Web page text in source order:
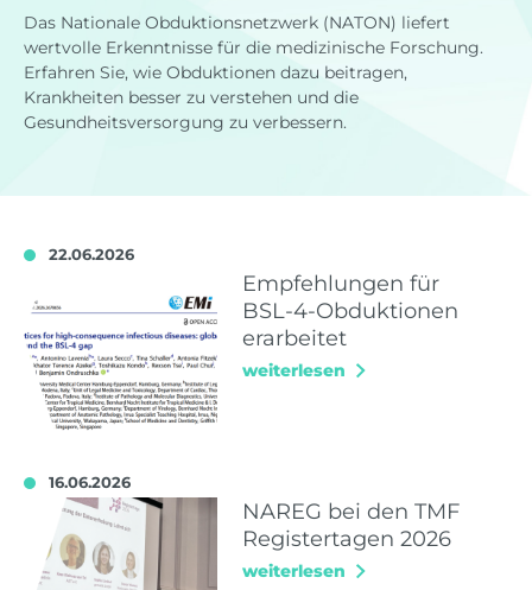
Das Nationale Obduktionsnetzwerk (NATON) liefert
wertvolle Erkenntnisse für die medizinische Forschung.
Erfahren Sie, wie Obduktionen dazu beitragen,
Krankheiten besser zu verstehen und die
Gesundheitsversorgung zu verbessern.
22.06.2026
Empfehlungen für
BSL-4-Obduktionen
erarbeitet
weiterlesen
16.06.2026
NAREG bei den TMF
Registertagen 2026
weiterlesen